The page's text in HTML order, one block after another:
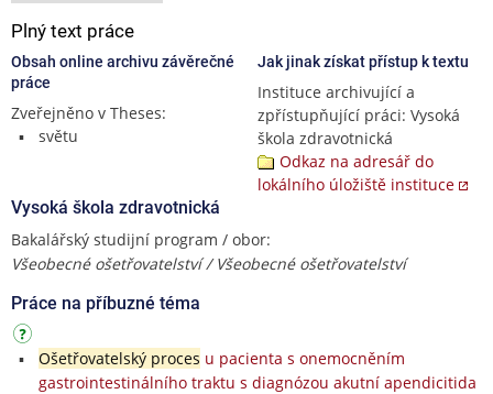
Plný text práce
Obsah online archivu závěrečné
práce
Zveřejněno v Theses:
světu
Jak jinak získat přístup k textu
Instituce archivující a
zpřístupňující práci: Vysoká
škola zdravotnická
Odkaz na adresář do
lokálního úložiště instituce
Vysoká škola zdravotnická
Bakalářský studijní program / obor:
Všeobecné ošetřovatelství / Všeobecné ošetřovatelství
Práce na příbuzné téma
Ošetřovatelský proces u pacienta s onemocněním
gastrointestinálního traktu s diagnózou akutní apendicitida